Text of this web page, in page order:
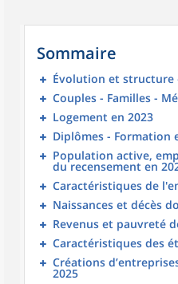
Sommaire
Évolution et structure
Couples - Familles -
Logement en 2023
Diplômes - Formation
Population active,
du recensement en
Caractéristiques de
Naissances et décès
Revenus et pauvreté
Caractéristiques des
Créations
2025